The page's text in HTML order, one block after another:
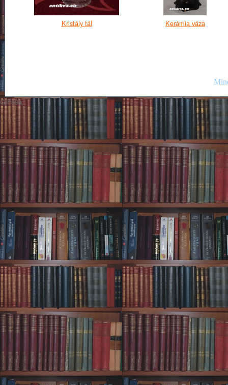
Kristály tál Kerámia váza
GIF89a;